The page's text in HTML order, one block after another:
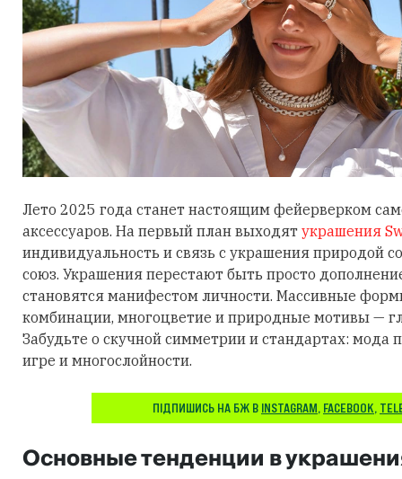
Лето 2025 года станет настоящим фейерверком
аксессуаров. На первый план выходят украшения
индивидуальность и связь с украшения природой
союз. Украшения перестают быть просто
становятся манифестом личности. Массивные
комбинации, многоцветие и природные мотивы —
Забудьте о скучной симметрии и стандартах: мода
игре и многослойности.
ПІДПИШИСЬ НА БЖ В INSTAGRAM, FACEBOOK,
Основные тенденции в